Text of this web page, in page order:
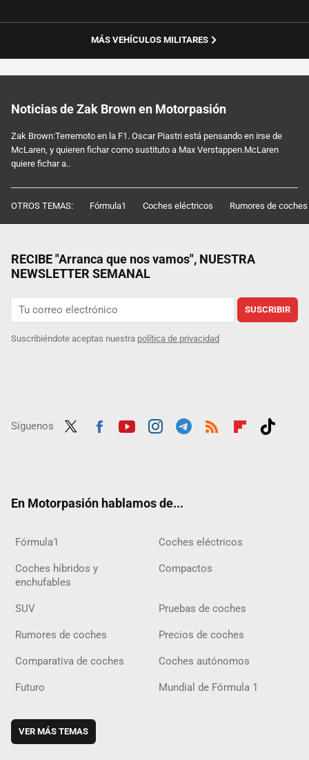
MÁS VEHÍCULOS MILITARES
Noticias de Zak Brown en Motorpasión
Zak Brown:Terremoto en la F1. Oscar Piastri está pensando en irse de
McLaren, y quieren fichar como sustituto a Max Verstappen.McLaren
quiere fichar a..
OTROS TEMAS: Fórmula1 Coches eléctricos Rumores de coches
RECIBE "Arranca que nos vamos", NUESTRA
NEWSLETTER SEMANAL
SUSCRIBIR
Suscribiéndote aceptas nuestra política de privacidad
Síguenos
En Motorpasión hablamos de...
Fórmula1 Coches eléctricos
Coches híbridos y
enchufables
Compactos
SUV Pruebas de coches
Rumores de coches Precios de coches
Comparativa de coches Coches autónomos
Futuro Mundial de Fórmula 1
VER MÁS TEMAS